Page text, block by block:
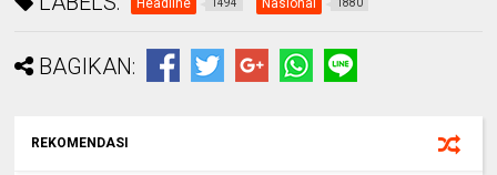
Headline 1494 Nasional 1880
BAGIKAN:
REKOMENDASI